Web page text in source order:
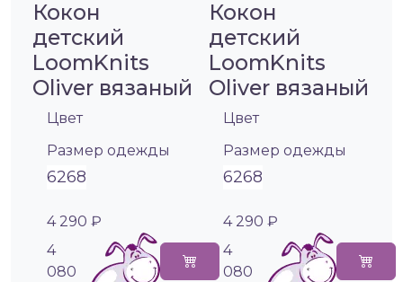
Кокон
детский
LoomKnits
Oliver вязаный
Цвет
Размер одежды
6268
4 290 ₽
4
080
Кокон
детский
LoomKnits
Oliver вязаный
Цвет
Размер одежды
6268
4 290 ₽
4
080